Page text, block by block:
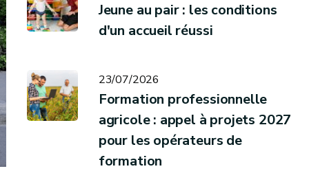
Jeune au pair : les conditions
d'un accueil réussi
23/07/2026
Formation professionnelle
agricole : appel à projets 2027
pour les opérateurs de
formation